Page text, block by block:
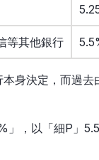
等其他銀行
身決定，而過去
」，以「細P」